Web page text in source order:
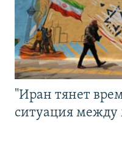
"Иран тянет
ситуация